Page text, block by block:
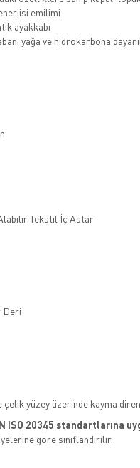
emilimi
ayakkabı
yağa ve hidrokarbona
Tekstil İç Astar
Deri
çelik yüzey üzerinde kayma
ISO 20345 standartlarına
göre sınıflandırılır.